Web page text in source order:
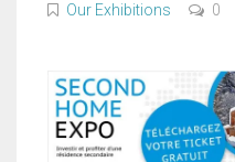
Our Exhibitions 0